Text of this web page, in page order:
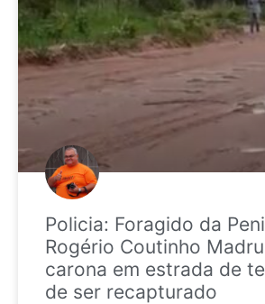
Policia: Foragido da
Rogério Coutinho
carona em estrada de
de ser recapturado